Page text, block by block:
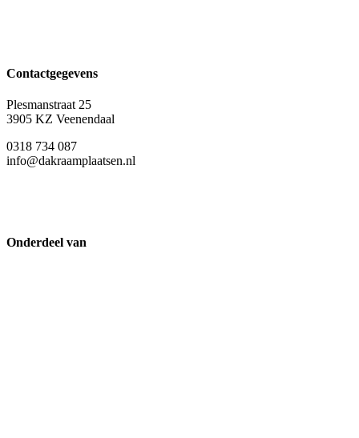
Contactgegevens
Plesmanstraat 25
3905 KZ Veenendaal
0318 734 087
info@dakraamplaatsen.nl
Onderdeel van